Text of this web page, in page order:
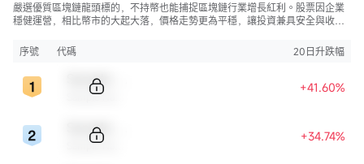
嚴選優質區塊鏈龍頭標的，不持幣也能捕捉區塊鏈行業增長紅利。股票因企業
穩健運營，相比幣市的大起大落，價格走勢更為平穩，讓投資兼具安全與收
序號
代碼 20日升跌幅
+41.60%
+34.74%